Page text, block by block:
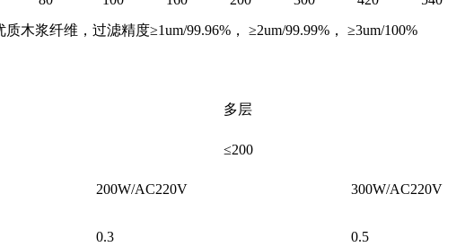
纤维，过滤精度≥1um/99.96%， ≥2um/99.99%， ≥3um/100%
多层
≤200
200W/AC220V
300W/AC220V
0.3 0.5